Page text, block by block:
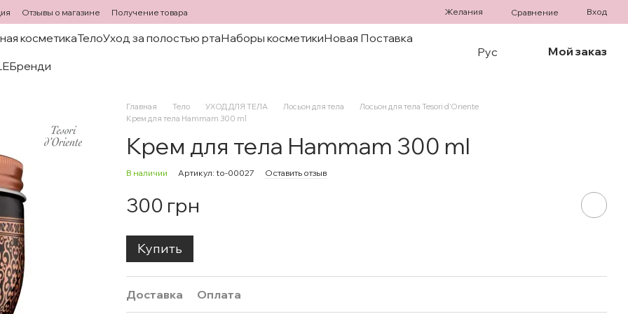
Отзывы о магазине Получение товара Желания Сравнение Вход
косметикаТелоУход за полостью ртаНаборы косметикиНовая Поставка
Бренди
Рус Мой заказ
Главная Тело УХОД ДЛЯ ТЕЛА Лосьон для тела
Лосьон для тела Tesori d’Oriente
Крем для тела Hammam 300 ml
Крем для тела Hammam 300 ml
В наличии Артикул: to-00027 Оставить отзыв
300 грн
Купить
Доставка Оплата